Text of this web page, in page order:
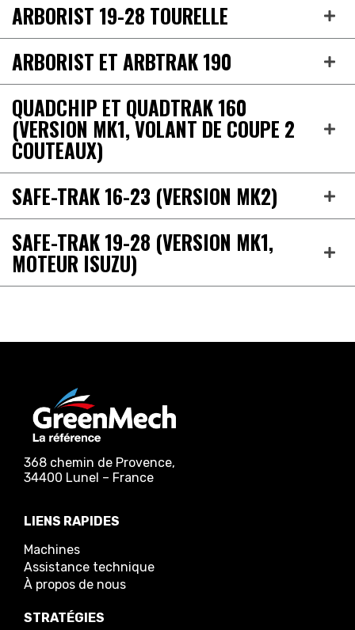
ARBORIST 19-28 TOURELLE
ARBORIST ET ARBTRAK 190
QUADCHIP ET QUADTRAK 160
(VERSION MK1, VOLANT DE COUPE 2
COUTEAUX)
SAFE-TRAK 16-23 (VERSION MK2)
SAFE-TRAK 19-28 (VERSION MK1,
MOTEUR ISUZU)
368 chemin de Provence,
34400 Lunel – France
LIENS RAPIDES
Machines
Assistance technique
À propos de nous
STRATÉGIES